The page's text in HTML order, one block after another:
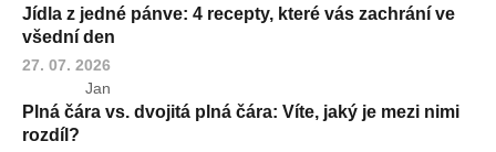
Jídla z jedné pánve: 4 recepty, které vás zachrání ve
všední den
27. 07. 2026
Jan
Plná čára vs. dvojitá plná čára: Víte, jaký je mezi nimi
rozdíl?